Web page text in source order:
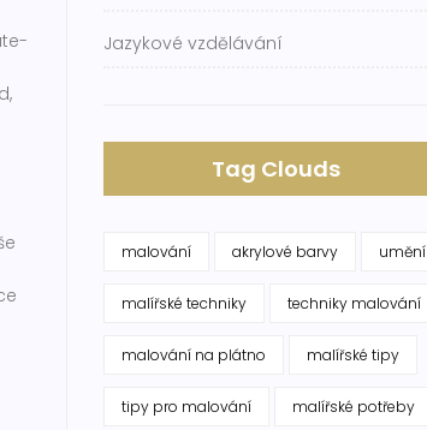
Jazykové vzdělávání
Tag Clouds
malování akrylové barvy umění
malířské techniky techniky malování
malování na plátno malířské tipy
tipy pro malování malířské potřeby